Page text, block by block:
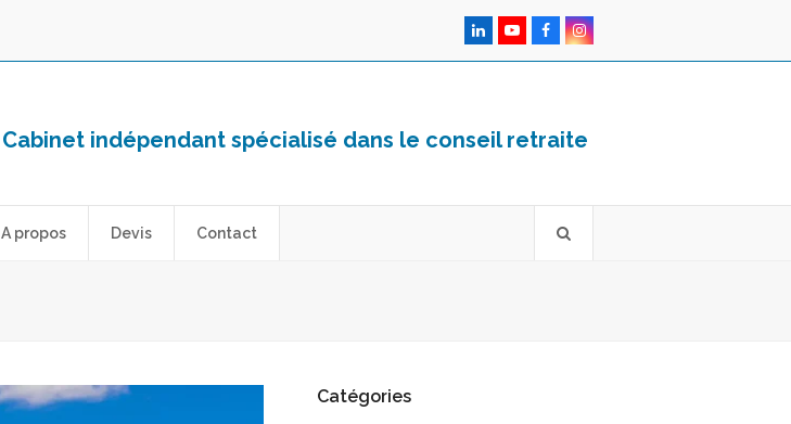
LinkedInYouTubeFacebookInstagram
Cabinet indépendant spécialisé dans le conseil retraite
A propos Devis Contact
Catégories